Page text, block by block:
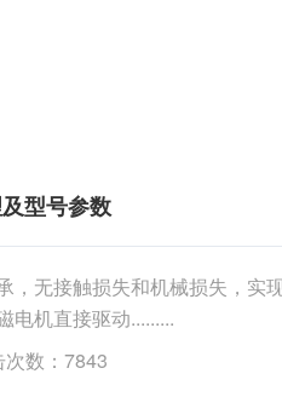
型号参数
，无接触损失和机械损失，实
电机直接驱动.........
数：7843